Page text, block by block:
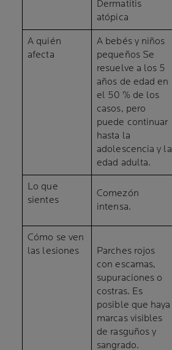
Dermatitis
atópica
A quién
afecta
A bebés y niños
pequeños Se
resuelve a los 5
años de edad en
el 50 % de los
casos, pero
puede continuar
hasta la
adolescencia y la
edad adulta.
Lo que
sientes
Comezón
intensa.
Cómo se ven
las lesiones
Parches rojos
con escamas,
supuraciones o
costras. Es
posible que haya
marcas visibles
de rasguños y
sangrado.